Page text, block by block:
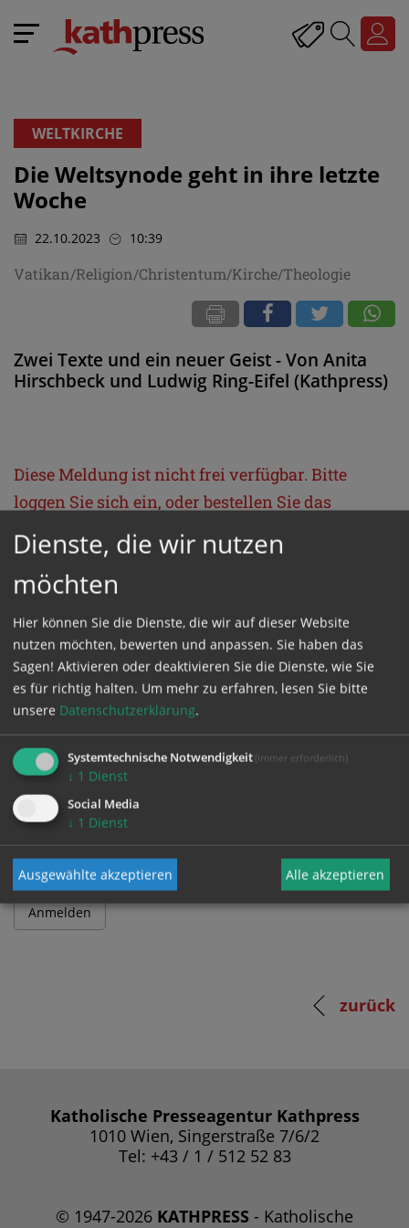
WELTKIRCHE
Die Weltsynode geht in ihre letzte
Woche
22.10.2023 10:39
Vatikan/Religion/Christentum/Kirche/Theologie
Zwei Texte und ein neuer Geist - Von Anita
Hirschbeck und Ludwig Ring-Eifel (Kathpress)
Diese Meldung ist nicht frei verfügbar. Bitte
loggen Sie sich ein, oder bestellen Sie das
Produkt
Kathpress_online
GESCHÜTZTER BEREICH
Bitte melden Sie sich mit Ihrem Benutzernamen
und Passwort an.
Benutzername
Passwort
zurück
Katholische Presseagentur Kathpress
1010 Wien, Singerstraße 7/6/2
Tel: +43 / 1 / 512 52 83
© 1947-2026 KATHPRESS - Katholische
Dienste, die wir nutzen
möchten
Hier können Sie die Dienste, die wir auf dieser Website
nutzen möchten, bewerten und anpassen. Sie haben das
Sagen! Aktivieren oder deaktivieren Sie die Dienste, wie Sie
es für richtig halten. Um mehr zu erfahren, lesen Sie bitte
unsere Datenschutzerklärung.
Systemtechnische Notwendigkeit (immer erforderlich)
↓ 1 Dienst
Social Media
↓ 1 Dienst
Ausgewählte akzeptieren Alle akzeptieren